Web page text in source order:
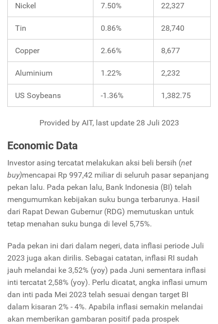
Nickel 7.50% 22,327
Tin 0.86% 28,740
Copper 2.66% 8,677
Aluminium 1.22% 2,232
US Soybeans -1.36% 1,382.75
Provided by AIT, last update 28 Juli 2023
Economic Data
Investor asing tercatat melakukan aksi beli bersih (net
buy)mencapai Rp 997,42 miliar di seluruh pasar sepanjang
pekan lalu. Pada pekan lalu, Bank Indonesia (BI) telah
mengumumkan kebijakan suku bunga terbarunya. Hasil
dari Rapat Dewan Gubernur (RDG) memutuskan untuk
tetap menahan suku bunga di level 5,75%.
Pada pekan ini dari dalam negeri, data inflasi periode Juli
2023 juga akan dirilis. Sebagai catatan, inflasi RI sudah
jauh melandai ke 3,52% (yoy) pada Juni sementara inflasi
inti tercatat 2,58% (yoy). Perlu dicatat, angka inflasi umum
dan inti pada Mei 2023 telah sesuai dengan target BI
dalam kisaran 2% - 4%. Apabila inflasi semakin melandai
akan memberikan gambaran positif pada prospek